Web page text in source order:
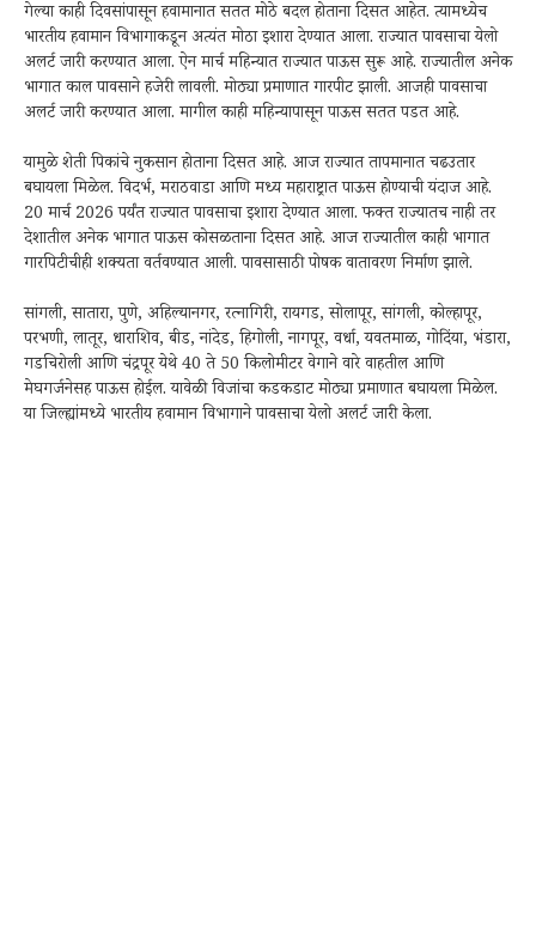
गेल्या काही दिवसांपासून हवामानात सतत मोठे बदल होताना दिसत आहेत. त्यामध्येच
भारतीय हवामान विभागाकडून अत्यंत मोठा इशारा देण्यात आला. राज्यात पावसाचा येलो
अलर्ट जारी करण्यात आला. ऐन मार्च महिन्यात राज्यात पाऊस सुरू आहे. राज्यातील अनेक
भागात काल पावसाने हजेरी लावली. मोठ्या प्रमाणात गारपीट झाली. आजही पावसाचा
अलर्ट जारी करण्यात आला. मागील काही महिन्यापासून पाऊस सतत पडत आहे.
यामुळे शेती पिकांचे नुकसान होताना दिसत आहे. आज राज्यात तापमानात चढउतार
बघायला मिळेल. विदर्भ, मराठवाडा आणि मध्य महाराष्ट्रात पाऊस होण्याची यंदाज आहे.
20 मार्च 2026 पर्यंत राज्यात पावसाचा इशारा देण्यात आला. फक्त राज्यातच नाही तर
देशातील अनेक भागात पाऊस कोसळताना दिसत आहे. आज राज्यातील काही भागात
गारपिटीचीही शक्यता वर्तवण्यात आली. पावसासाठी पोषक वातावरण निर्माण झाले.
सांगली, सातारा, पुणे, अहिल्यानगर, रत्नागिरी, रायगड, सोलापूर, सांगली, कोल्हापूर,
परभणी, लातूर, धाराशिव, बीड, नांदेड, हिगोली, नागपूर, वर्धा, यवतमाळ, गोदिंया, भंडारा,
गडचिरोली आणि चंद्रपूर येथे 40 ते 50 किलोमीटर वेगाने वारे वाहतील आणि
मेघगर्जनेसह पाऊस होईल. यावेळी विजांचा कडकडाट मोठ्या प्रमाणात बघायला मिळेल.
या जिल्ह्यांमध्ये भारतीय हवामान विभागाने पावसाचा येलो अलर्ट जारी केला.